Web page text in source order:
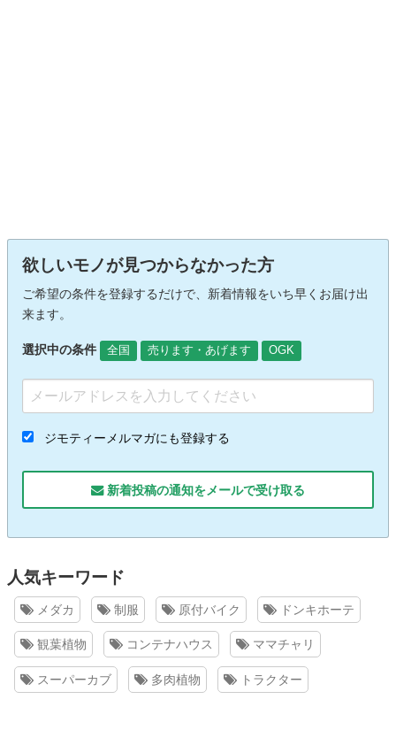
欲しいモノが見つからなかった方
ご希望の条件を登録するだけで、新着情報をいち早くお届け出
来ます。
選択中の条件 全国 売ります・あげます OGK
ジモティーメルマガにも登録する
新着投稿の通知をメールで受け取る
人気キーワード
メダカ 制服 原付バイク ドンキホーテ
観葉植物 コンテナハウス ママチャリ
スーパーカブ 多肉植物 トラクター